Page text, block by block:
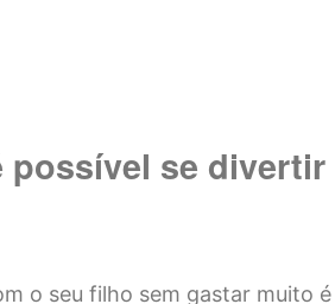
possível se
o seu filho sem gastar muito